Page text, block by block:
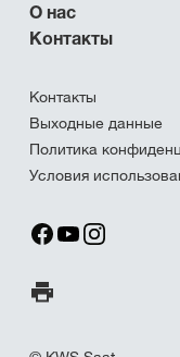
О нас
Контакты
Контакты
Выходные данные
Политика
Условия
Печать страницы